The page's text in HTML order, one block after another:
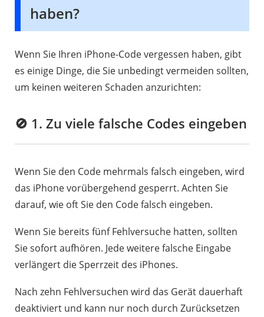
haben?
Wenn Sie Ihren iPhone-Code vergessen haben, gibt
es einige Dinge, die Sie unbedingt vermeiden sollten,
um keinen weiteren Schaden anzurichten:
🚫 1. Zu viele falsche Codes eingeben
Wenn Sie den Code mehrmals falsch eingeben, wird
das iPhone vorübergehend gesperrt. Achten Sie
darauf, wie oft Sie den Code falsch eingeben.
Wenn Sie bereits fünf Fehlversuche hatten, sollten
Sie sofort aufhören. Jede weitere falsche Eingabe
verlängert die Sperrzeit des iPhones.
Nach zehn Fehlversuchen wird das Gerät dauerhaft
deaktiviert und kann nur noch durch Zurücksetzen